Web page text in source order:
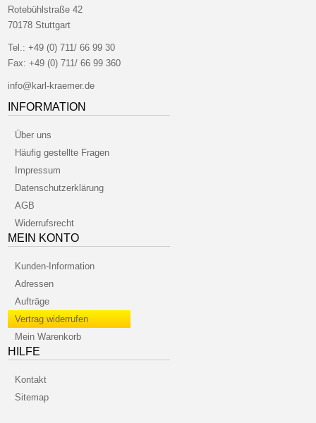
Rotebühlstraße 42
70178 Stuttgart
Tel.:+49 (0) 711/ 66 99 30
Fax: +49 (0) 711/ 66 99 360
info@karl-kraemer.de
INFORMATION
Über uns
Häufig gestellte Fragen
Impressum
Datenschutzerklärung
AGB
Widerrufsrecht
MEIN KONTO
Kunden-Information
Adressen
Aufträge
Vertrag widerrufen
Mein Warenkorb
HILFE
Kontakt
Sitemap